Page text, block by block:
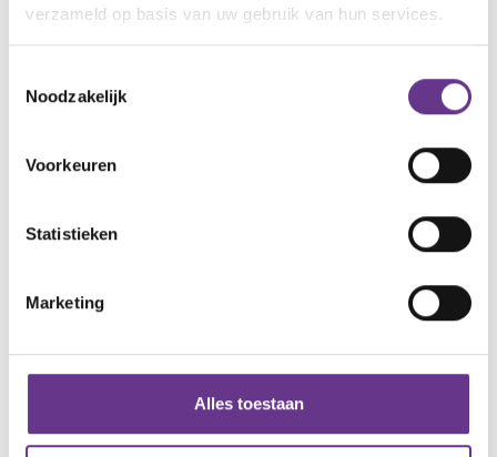
verzameld op basis van uw gebruik van hun services.
Noodzakelijk
Voorkeuren
Statistieken
Marketing
Alles toestaan
en lees reacties van anderen. Stel vragen
aan de redactie, geef likes en praat mee over de
geschreven blogs en artikelen.
Gratis account aanmaken
Heb je al een account?Inloggen